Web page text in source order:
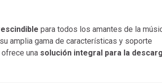
para todos los amantes de la
amplia gama de características y soporte
una solución integral para la